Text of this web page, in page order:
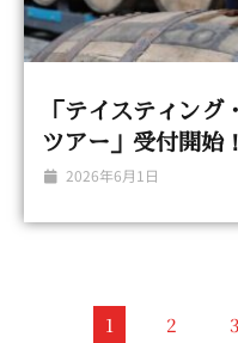
「テイスティング
ツアー」受付開始！
2026年6月1日
1 2 3